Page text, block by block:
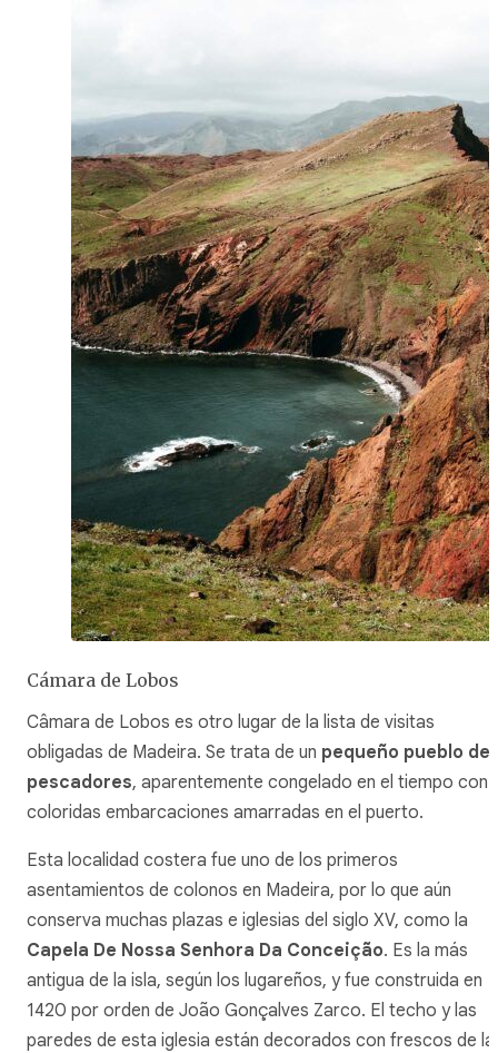
Cámara de Lobos
Câmara de Lobos es otro lugar de la lista de visitas
obligadas de Madeira. Se trata de un pequeño pueblo de
pescadores, aparentemente congelado en el tiempo con
coloridas embarcaciones amarradas en el puerto.
Esta localidad costera fue uno de los primeros
asentamientos de colonos en Madeira, por lo que aún
conserva muchas plazas e iglesias del siglo XV, como la
Capela De Nossa Senhora Da Conceição. Es la más
antigua de la isla, según los lugareños, y fue construida en
1420 por orden de João Gonçalves Zarco. El techo y las
paredes de esta iglesia están decorados con frescos de la